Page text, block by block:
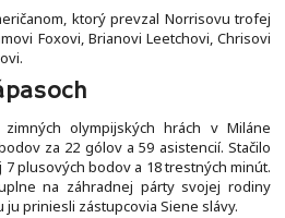
ktorý prevzal Norrisovu trofej
Foxovi, Brianovi Leetchovi, Chrisovi
olympijských hrách v Miláne
za 22 gólov a 59 asistencií. Stačilo
7 plusových bodov a 18 trestných minút.
na záhradnej párty svojej rodiny
priniesli zástupcovia Siene slávy.